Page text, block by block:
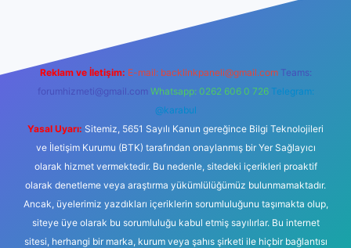
Reklam ve İletişim: E-mail: backlinkpaneli@gmail.com Teams:
forumhizmeti@gmail.com Whatsapp: 0262 606 0 726 Telegram:
@karabul
Yasal Uyarı: Sitemiz, 5651 Sayılı Kanun gereğince Bilgi Teknolojileri
ve İletişim Kurumu (BTK) tarafından onaylanmış bir Yer Sağlayıcı
olarak hizmet vermektedir. Bu nedenle, sitedeki içerikleri proaktif
olarak denetleme veya araştırma yükümlülüğümüz bulunmamaktadır.
Ancak, üyelerimiz yazdıkları içeriklerin sorumluluğunu taşımakta olup,
siteye üye olarak bu sorumluluğu kabul etmiş sayılırlar. Bu internet
sitesi, herhangi bir marka, kurum veya şahıs şirketi ile hiçbir bağlantısı